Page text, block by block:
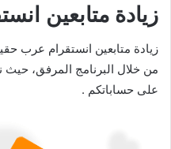
زيادة متابعين
زيادة متابعين انستقرام عرب
من خلال البرنامج المرفق، حيث
على حساباتكم .